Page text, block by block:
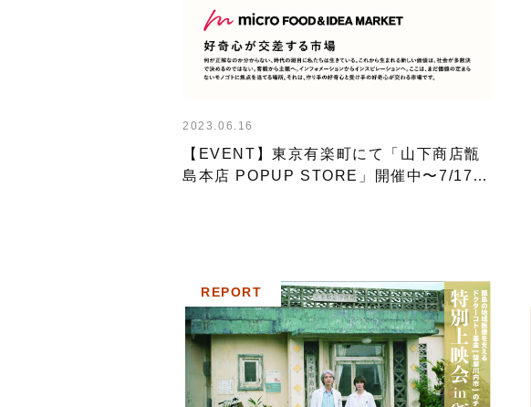
2023.06.16
【EVENT】東京有楽町にて「山下商店甑
島本店 POPUP STORE」開催中〜7/17ま
REPORT